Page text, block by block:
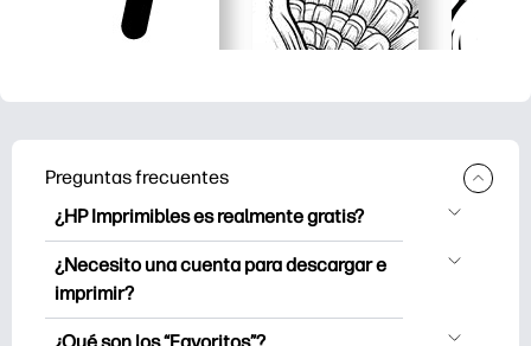
Preguntas frecuentes
¿HP Imprimibles es realmente gratis?
HP Printables ofrece más de 2.500
imprimibles gratuitos para descargar e
imprimir. Explora páginas para colorear
populares, hojas de trabajo de
¿Necesito una cuenta para descargar e
imprimir?
Puede explorar e imprimir sin crear una